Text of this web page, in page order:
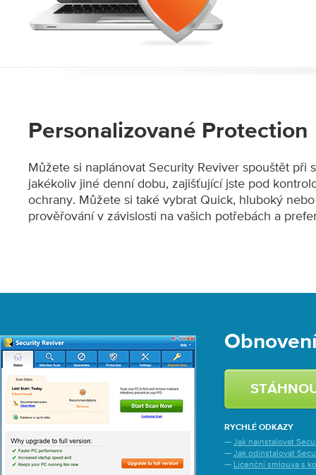
Personalizované Protection
Můžete si naplánovat Security Reviver spouštět při
jakékoliv jiné denní dobu, zajišťující jste pod
ochrany. Můžete si také vybrat Quick, hluboký
prověřování v závislosti na vašich potřebách a
RYCHLÉ ODKAZY
— Jak nainstalovat
— Jak odinstalovat
— Licenční smlouva s